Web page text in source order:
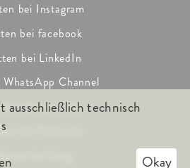
bei Instagram
bei facebook
bei LinkedIn
Channel
bei youtube
bei Pinterest
ausschließlich technisch
Okay